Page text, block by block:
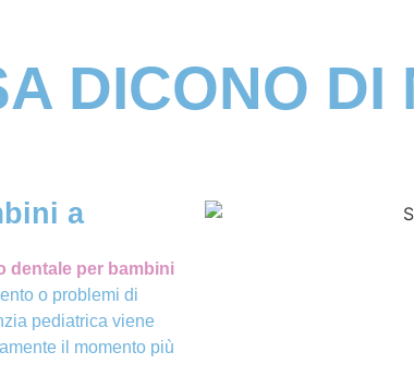
DICONO DI
a
dentale per bambini
o problemi di
pediatrica viene
il momento più